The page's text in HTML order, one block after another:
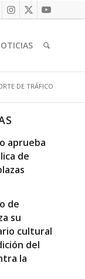
DE TRÁFICO
aprueba
de
de
su
cultural
del
la